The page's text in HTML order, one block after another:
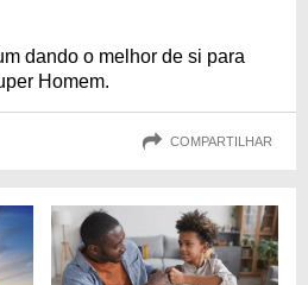
dando o melhor de si para
Homem.
COMPARTILHAR